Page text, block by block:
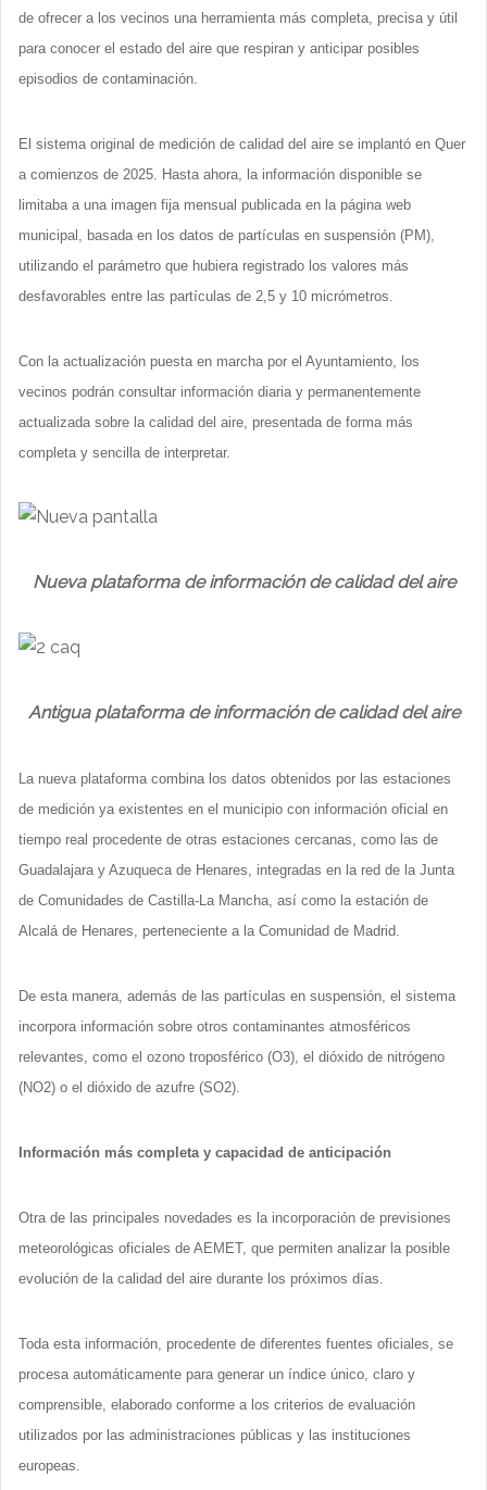
de ofrecer a los vecinos una herramienta más completa, precisa y útil
para conocer el estado del aire que respiran y anticipar posibles
episodios de contaminación.
El sistema original de medición de calidad del aire se implantó en Quer
a comienzos de 2025. Hasta ahora, la información disponible se
limitaba a una imagen fija mensual publicada en la página web
municipal, basada en los datos de partículas en suspensión (PM),
utilizando el parámetro que hubiera registrado los valores más
desfavorables entre las partículas de 2,5 y 10 micrómetros.
Con la actualización puesta en marcha por el Ayuntamiento, los
vecinos podrán consultar información diaria y permanentemente
actualizada sobre la calidad del aire, presentada de forma más
completa y sencilla de interpretar.
Nueva plataforma de información de calidad del aire
Antigua plataforma de información de calidad del aire
La nueva plataforma combina los datos obtenidos por las estaciones
de medición ya existentes en el municipio con información oficial en
tiempo real procedente de otras estaciones cercanas, como las de
Guadalajara y Azuqueca de Henares, integradas en la red de la Junta
de Comunidades de Castilla-La Mancha, así como la estación de
Alcalá de Henares, perteneciente a la Comunidad de Madrid.
De esta manera, además de las partículas en suspensión, el sistema
incorpora información sobre otros contaminantes atmosféricos
relevantes, como el ozono troposférico (O3), el dióxido de nitrógeno
(NO2) o el dióxido de azufre (SO2).
Información más completa y capacidad de anticipación
Otra de las principales novedades es la incorporación de previsiones
meteorológicas oficiales de AEMET, que permiten analizar la posible
evolución de la calidad del aire durante los próximos días.
Toda esta información, procedente de diferentes fuentes oficiales, se
procesa automáticamente para generar un índice único, claro y
comprensible, elaborado conforme a los criterios de evaluación
utilizados por las administraciones públicas y las instituciones
europeas.